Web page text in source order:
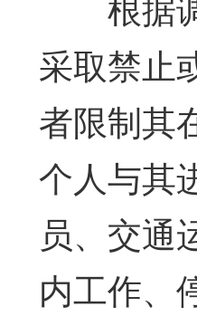
采取禁止
者限制其
个人与其
员、交通
内工作、